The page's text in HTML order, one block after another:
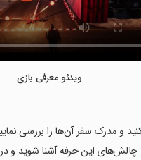
ویدئو معرفی بازی
و مدرک سفر آن‌ها را بررسی
چالش‌های این حرفه آشنا شوید و